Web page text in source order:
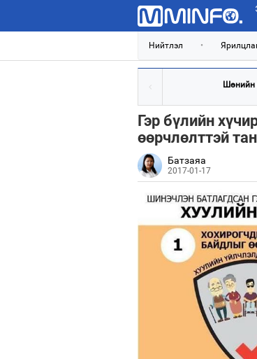
Нийтлэл •
Шөнийн
Гэр бүлийн
өөрчлөлттэй
Батзаяа
2017-01-17